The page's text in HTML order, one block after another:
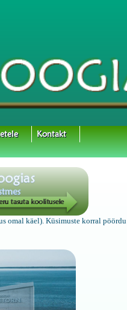
omal käel). Küsimuste korral pöördu
Kontakt